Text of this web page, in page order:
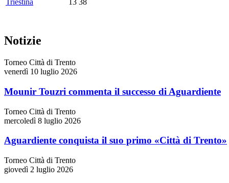
Triestina 13 38
Notizie
Torneo Città di Trento
venerdì 10 luglio 2026
Mounir Touzri commenta il successo di Aguardiente
Torneo Città di Trento
mercoledì 8 luglio 2026
Aguardiente conquista il suo primo «Città di Trento»
Torneo Città di Trento
giovedì 2 luglio 2026